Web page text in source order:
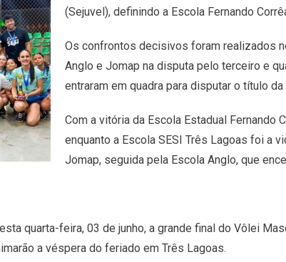
(Sejuvel), definindo a Escola Fernando
Os confrontos decisivos foram realizados
Anglo e Jomap na disputa pelo terceiro e
entraram em quadra para disputar o título
Com a vitória da Escola Estadual Fernando
enquanto a Escola SESI Três Lagoas foi a
Jomap, seguida pela Escola Anglo, que
quarta-feira, 03 de junho, a grande final do Vôlei
a véspera do feriado em Três Lagoas.